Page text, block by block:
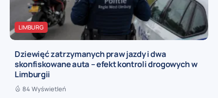
LIMBURG
Dziewięć zatrzymanych praw jazdy i dwa
skonfiskowane auta – efekt kontroli drogowych w
Limburgii
84 Wyświetleń